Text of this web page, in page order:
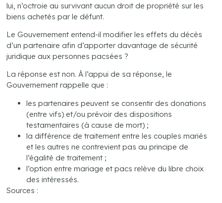
lui, n’octroie au survivant aucun droit de propriété sur les
biens achetés par le défunt.
Le Gouvernement entend-il modifier les effets du décès
d’un partenaire afin d’apporter davantage de sécurité
juridique aux personnes pacsées ?
La réponse est non. À l’appui de sa réponse, le
Gouvernement rappelle que :
les partenaires peuvent se consentir des donations
(entre vifs) et/ou prévoir des dispositions
testamentaires (à cause de mort) ;
la différence de traitement entre les couples mariés
et les autres ne contrevient pas au principe de
l’égalité de traitement ;
l’option entre mariage et pacs relève du libre choix
des intéressés.
Sources :